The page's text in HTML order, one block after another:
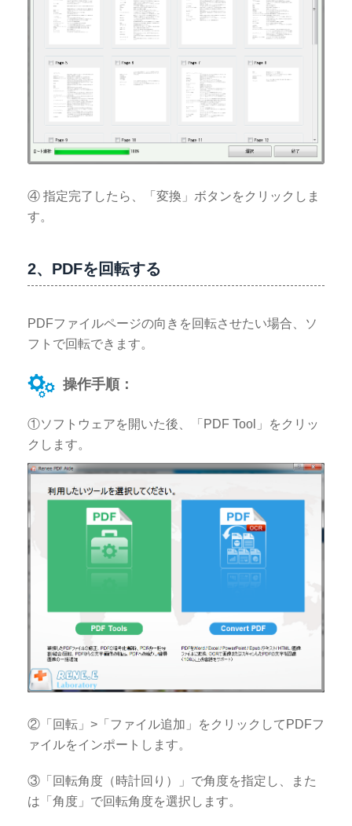
④ 指定完了したら、「変換」ボタンをクリックしま
す。
2、PDFを回転する
PDFファイルページの向きを回転させたい場合、ソ
フトで回転できます。
操作手順：
①ソフトウェアを開いた後、「PDF Tool」をクリッ
クします。
②「回転」>「ファイル追加」をクリックしてPDFフ
ァイルをインポートします。
③「回転角度（時計回り）」で角度を指定し、また
は「角度」で回転角度を選択します。